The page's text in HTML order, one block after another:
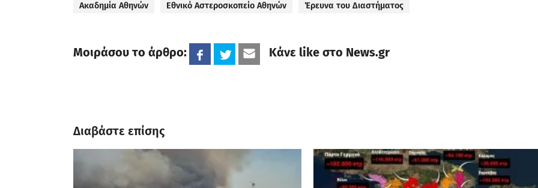
Ακαδημία Αθηνών Εθνικό Αστεροσκοπείο Αθηνών Έρευνα του Διαστήματος
Μοιράσου το άρθρο: Κάνε like στο News.gr
Διαβάστε επίσης